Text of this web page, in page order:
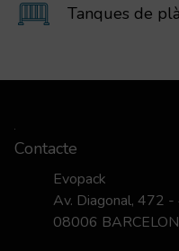
Tanques de
Contacte
Evopack
Av. Diagonal, 472 -
08006